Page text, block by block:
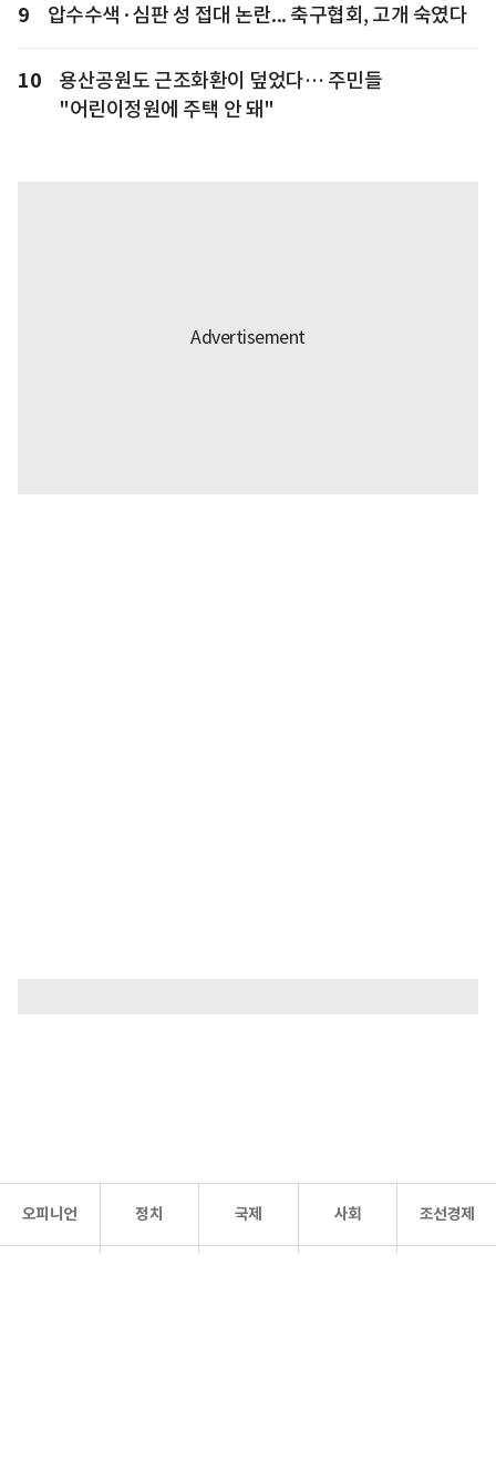
9 압수수색·심판 성 접대 논란... 축구협회, 고개 숙였다
10
용산공원도 근조화환이 덮었다… 주민들
"어린이정원에 주택 안 돼"
오피니언 정치 국제 사회 조선경제